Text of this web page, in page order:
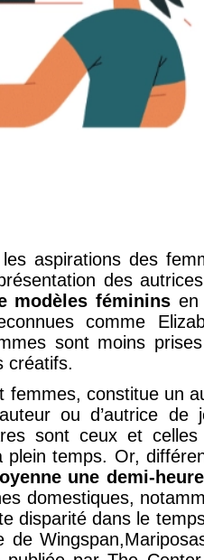
aspirations des
des
modèles fémininsen
comme
sont moins
créatifs.
femmes, constitue un
ou d’autrice de
sont ceux et celles
temps. Or,
une demi-
domestiques,
disparité dans le
de